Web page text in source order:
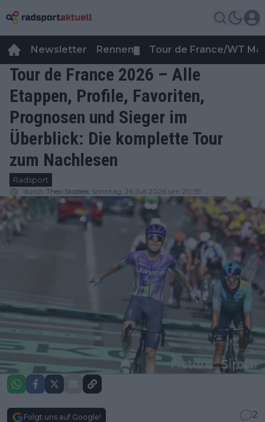
Newsletter Rennen Tour de France/WT
Tour de France 2026 – Alle
Etappen, Profile, Favoriten,
Prognosen und Sieger im
Überblick: Die komplette Tour
zum Nachlesen
Radsport
durch Theo Stodiek Sonntag, 26 Juli 2026 um 20:59
Folgt uns auf Google!
2